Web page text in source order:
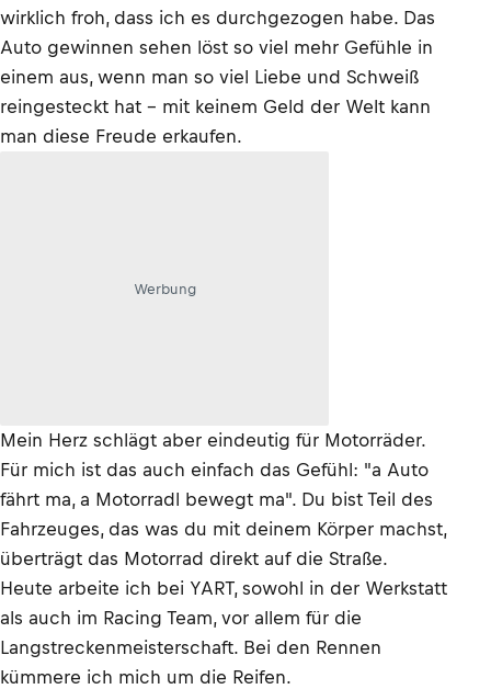
wirklich froh, dass ich es durchgezogen habe. Das
Auto gewinnen sehen löst so viel mehr Gefühle in
einem aus, wenn man so viel Liebe und Schweiß
reingesteckt hat – mit keinem Geld der Welt kann
man diese Freude erkaufen.
Werbung
Mein Herz schlägt aber eindeutig für Motorräder.
Für mich ist das auch einfach das Gefühl: "a Auto
fährt ma, a Motorradl bewegt ma". Du bist Teil des
Fahrzeuges, das was du mit deinem Körper machst,
überträgt das Motorrad direkt auf die Straße.
Heute arbeite ich bei YART, sowohl in der Werkstatt
als auch im Racing Team, vor allem für die
Langstreckenmeisterschaft. Bei den Rennen
kümmere ich mich um die Reifen.